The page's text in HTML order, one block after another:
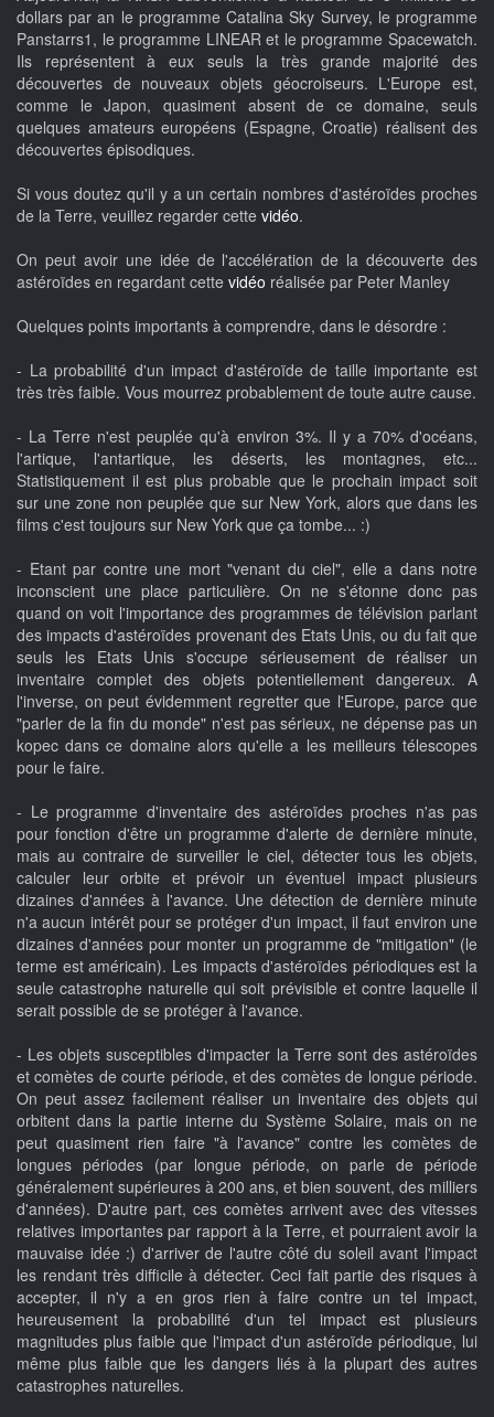
dollars par an le programme Catalina Sky Survey, le programme
Panstarrs1, le programme LINEAR et le programme Spacewatch.
Ils représentent à eux seuls la très grande majorité des
découvertes de nouveaux objets géocroiseurs. L'Europe est,
comme le Japon, quasiment absent de ce domaine, seuls
quelques amateurs européens (Espagne, Croatie) réalisent des
découvertes épisodiques.
Si vous doutez qu'il y a un certain nombres d'astéroïdes proches
de la Terre, veuillez regarder cette vidéo.
On peut avoir une idée de l'accélération de la découverte des
astéroïdes en regardant cette vidéo réalisée par Peter Manley
Quelques points importants à comprendre, dans le désordre :
- La probabilité d'un impact d'astéroïde de taille importante est
très très faible. Vous mourrez probablement de toute autre cause.
- La Terre n'est peuplée qu'à environ 3%. Il y a 70% d'océans,
l'artique, l'antartique, les déserts, les montagnes, etc...
Statistiquement il est plus probable que le prochain impact soit
sur une zone non peuplée que sur New York, alors que dans les
films c'est toujours sur New York que ça tombe... :)
- Etant par contre une mort "venant du ciel", elle a dans notre
inconscient une place particulière. On ne s'étonne donc pas
quand on voit l'importance des programmes de télévision parlant
des impacts d'astéroïdes provenant des Etats Unis, ou du fait que
seuls les Etats Unis s'occupe sérieusement de réaliser un
inventaire complet des objets potentiellement dangereux. A
l'inverse, on peut évidemment regretter que l'Europe, parce que
"parler de la fin du monde" n'est pas sérieux, ne dépense pas un
kopec dans ce domaine alors qu'elle a les meilleurs télescopes
pour le faire.
- Le programme d'inventaire des astéroïdes proches n'as pas
pour fonction d'être un programme d'alerte de dernière minute,
mais au contraire de surveiller le ciel, détecter tous les objets,
calculer leur orbite et prévoir un éventuel impact plusieurs
dizaines d'années à l'avance. Une détection de dernière minute
n'a aucun intérêt pour se protéger d'un impact, il faut environ une
dizaines d'années pour monter un programme de "mitigation" (le
terme est américain). Les impacts d'astéroïdes périodiques est la
seule catastrophe naturelle qui soit prévisible et contre laquelle il
serait possible de se protéger à l'avance.
- Les objets susceptibles d'impacter la Terre sont des astéroïdes
et comètes de courte période, et des comètes de longue période.
On peut assez facilement réaliser un inventaire des objets qui
orbitent dans la partie interne du Système Solaire, mais on ne
peut quasiment rien faire "à l'avance" contre les comètes de
longues périodes (par longue période, on parle de période
généralement supérieures à 200 ans, et bien souvent, des milliers
d'années). D'autre part, ces comètes arrivent avec des vitesses
relatives importantes par rapport à la Terre, et pourraient avoir la
mauvaise idée :) d'arriver de l'autre côté du soleil avant l'impact
les rendant très difficile à détecter. Ceci fait partie des risques à
accepter, il n'y a en gros rien à faire contre un tel impact,
heureusement la probabilité d'un tel impact est plusieurs
magnitudes plus faible que l'impact d'un astéroïde périodique, lui
même plus faible que les dangers liés à la plupart des autres
catastrophes naturelles.